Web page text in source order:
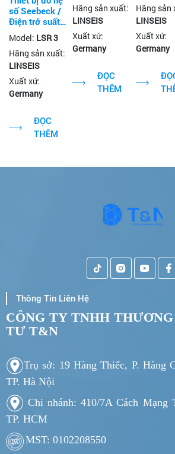
số Seebeck /
Điện trở suất /
Phương pháp
Harman / ZT
of Modules -
LSR
3/LINSEIS
Model: LSR 3
Hãng sản xuất:
LINSEIS
Xuất xứ:
Germany
ĐỌC
THÊM
Hãng sản xuất:
LINSEIS
Xuất xứ:
Germany
ĐỌC
THÊM
Hãng sản
LINSEIS
Xuất xứ:
Germany
Thông Tin Liên Hệ
CÔNG TY TNHH
TƯ T&N
Trụ sở: 19 Hàng Thiếc, P. Hàng
TP. Hà Nội
Chi nhánh: 410/7A Cách Mạng
TP. HCM
MST: 0102208550